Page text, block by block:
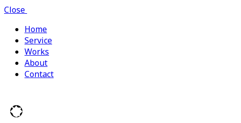
Close
Home
Service
Works
About
Contact